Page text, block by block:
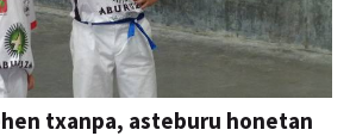
txanpa, asteburu honetan